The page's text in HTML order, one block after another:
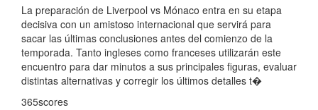
La preparación de Liverpool vs Mónaco entra en su etapa
decisiva con un amistoso internacional que servirá para
sacar las últimas conclusiones antes del comienzo de la
temporada. Tanto ingleses como franceses utilizarán este
encuentro para dar minutos a sus principales figuras, evaluar
distintas alternativas y corregir los últimos detalles t�
365scores